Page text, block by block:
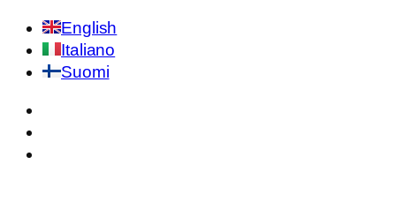
English
Italiano
Suomi